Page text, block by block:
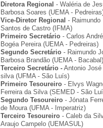
Diretora Regional - Waléria de
Barbosa Soares (UEMA -
Vice-Diretor Regional - Raimundo
Santos de Castro (IFMA)
Primeiro Secretário - Carlos André
Bogéa Pereira (UEMA - Pedreiras)
Segundo Secretário - Raimundo
Barbosa Brandão (UEMA -
Terceiro Secretário - Antonio José
silva (UFMA - São Luís)
Primeiro Tesoureiro - Elvys
Ferreira da Silva (SEMED - São
Segundo Tesoureiro - Jónata
de Moura (UFMA - Imperatriz)
Terceiro Tesoureiro- Caleb da
Araujo Campelo (UEMASUL)